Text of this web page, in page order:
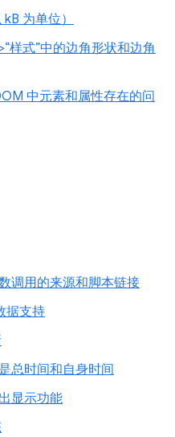
为单位）
样式”中的边角形状和边角
中元素和属性存在的问
调用的来源和脚本链接
据支持
总时间和自身时间
显示功能